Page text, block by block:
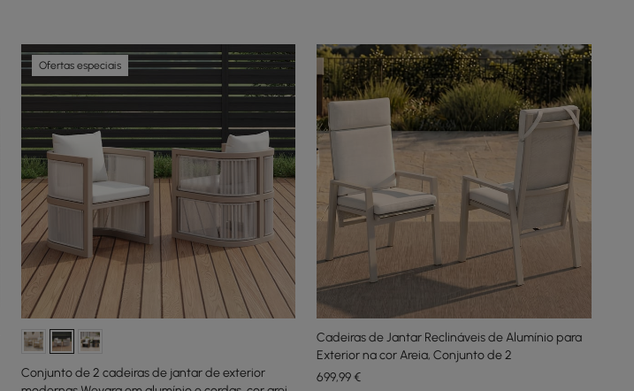
Ofertas especiais
Conjunto de 2 cadeiras de jantar de exterior
Cadeiras de Jantar Reclináveis de Alumínio para
Exterior na cor Areia, Conjunto de 2
699,99€